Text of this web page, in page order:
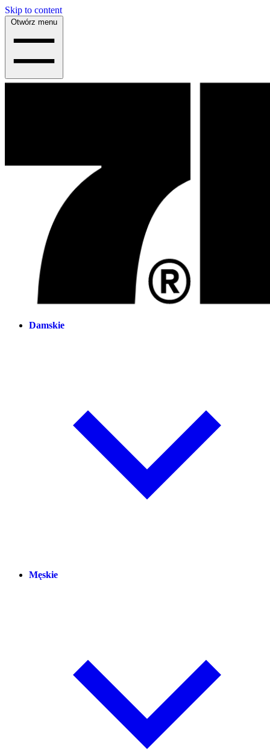
Skip to content
Otwórz menu
Damskie
Męskie